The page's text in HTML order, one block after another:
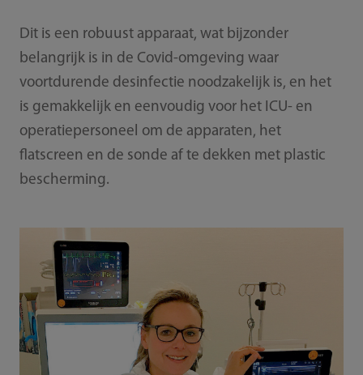
Dit is een robuust apparaat, wat bijzonder
belangrijk is in de Covid-omgeving waar
voortdurende desinfectie noodzakelijk is, en het
is gemakkelijk en eenvoudig voor het ICU- en
operatiepersoneel om de apparaten, het
flatscreen en de sonde af te dekken met plastic
bescherming.